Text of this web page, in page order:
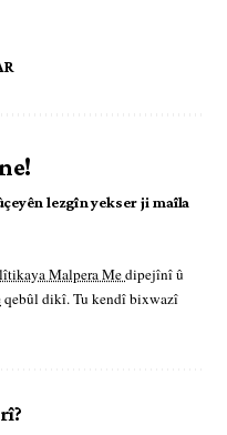
lezgîn yekser ji maîla
Malpera Medipejînî û
qebûl dikî. Tu kendî bixwazî